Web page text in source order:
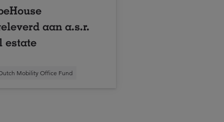
aan a.s.r.
estate
Mobility Office Fund